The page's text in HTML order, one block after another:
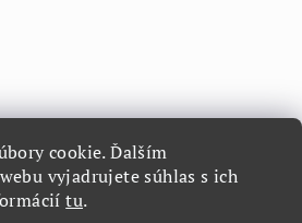
cookie. Ďalším
vyjadrujete súhlas s ich
tu.